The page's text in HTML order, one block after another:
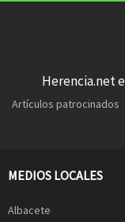
Herencia.net
Artículos patrocinados
MEDIOS LOCALES
Albacete